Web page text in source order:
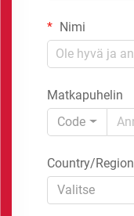
Nimi
Matkapuhelin
Code
Country/Region
Valitse